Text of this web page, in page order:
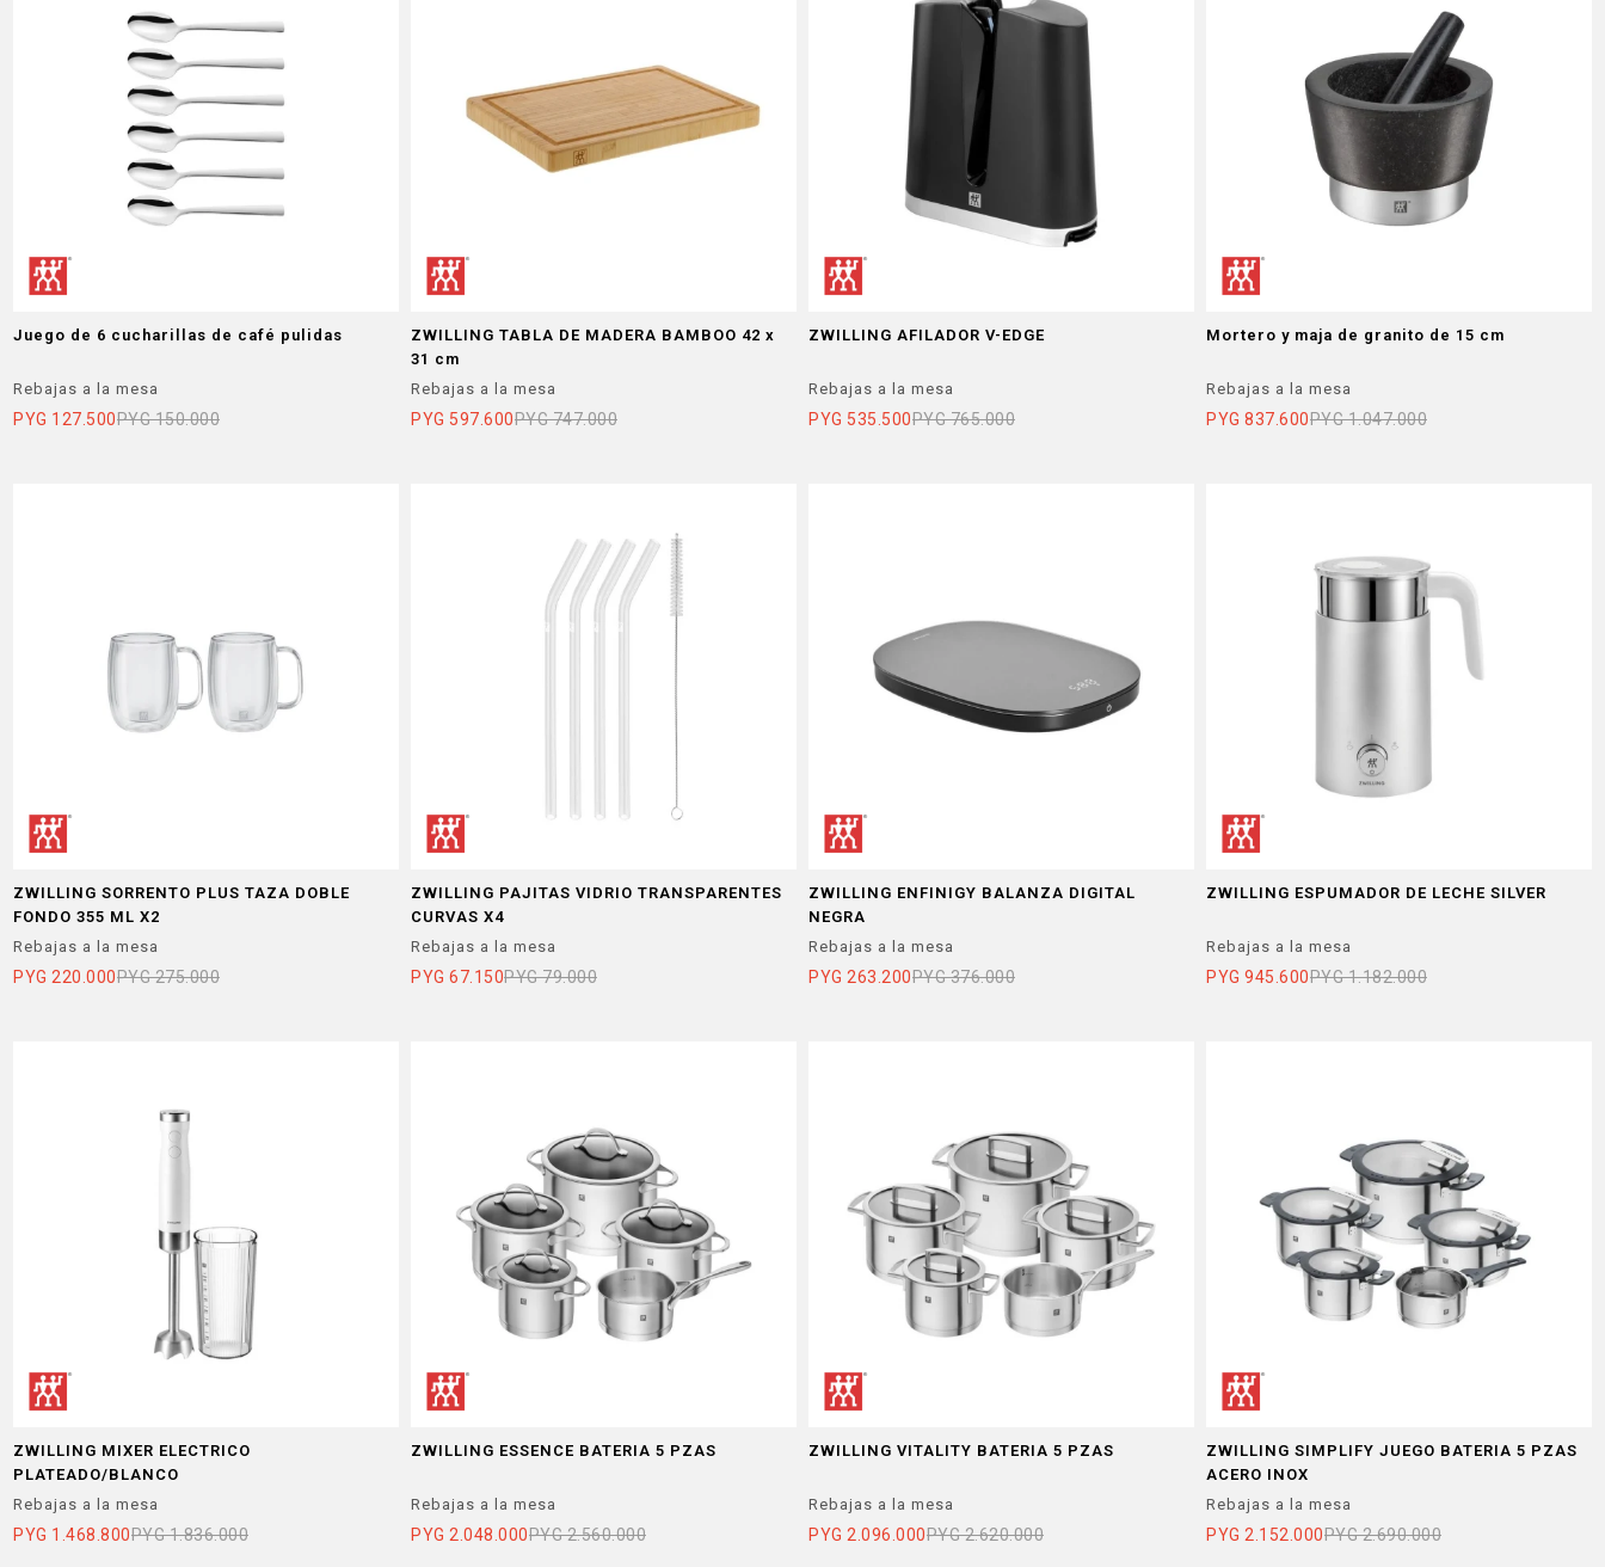
Juego de 6 cucharillas de café pulidas
Rebajas a la mesa
PYG 127.500PYG 150.000
ZWILLING TABLA DE MADERA BAMBOO 42 x
31 cm
Rebajas a la mesa
PYG 597.600PYG 747.000
ZWILLING AFILADOR V-EDGE
Rebajas a la mesa
PYG 535.500PYG 765.000
Mortero y maja de granito de 15 cm
Rebajas a la mesa
PYG 837.600PYG 1.047.000
ZWILLING SORRENTO PLUS TAZA DOBLE
FONDO 355 ML X2
Rebajas a la mesa
PYG 220.000PYG 275.000
ZWILLING PAJITAS VIDRIO TRANSPARENTES
CURVAS X4
Rebajas a la mesa
PYG 67.150PYG 79.000
ZWILLING ENFINIGY BALANZA DIGITAL
NEGRA
Rebajas a la mesa
PYG 263.200PYG 376.000
ZWILLING ESPUMADOR DE LECHE SILVER
Rebajas a la mesa
PYG 945.600PYG 1.182.000
ZWILLING MIXER ELECTRICO
PLATEADO/BLANCO
Rebajas a la mesa
PYG 1.468.800PYG 1.836.000
ZWILLING ESSENCE BATERIA 5 PZAS
Rebajas a la mesa
PYG 2.048.000PYG 2.560.000
ZWILLING VITALITY BATERIA 5 PZAS
Rebajas a la mesa
PYG 2.096.000PYG 2.620.000
ZWILLING SIMPLIFY JUEGO BATERIA 5 PZAS
ACERO INOX
Rebajas a la mesa
PYG 2.152.000PYG 2.690.000